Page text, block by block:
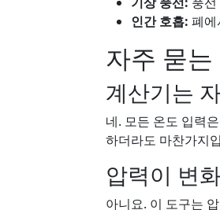
인간 호흡: 폐에
자주 묻는
계산기는
네. 모든 온도 입력
하더라도 마찬가지
압력이 변
아니요. 이 도구는